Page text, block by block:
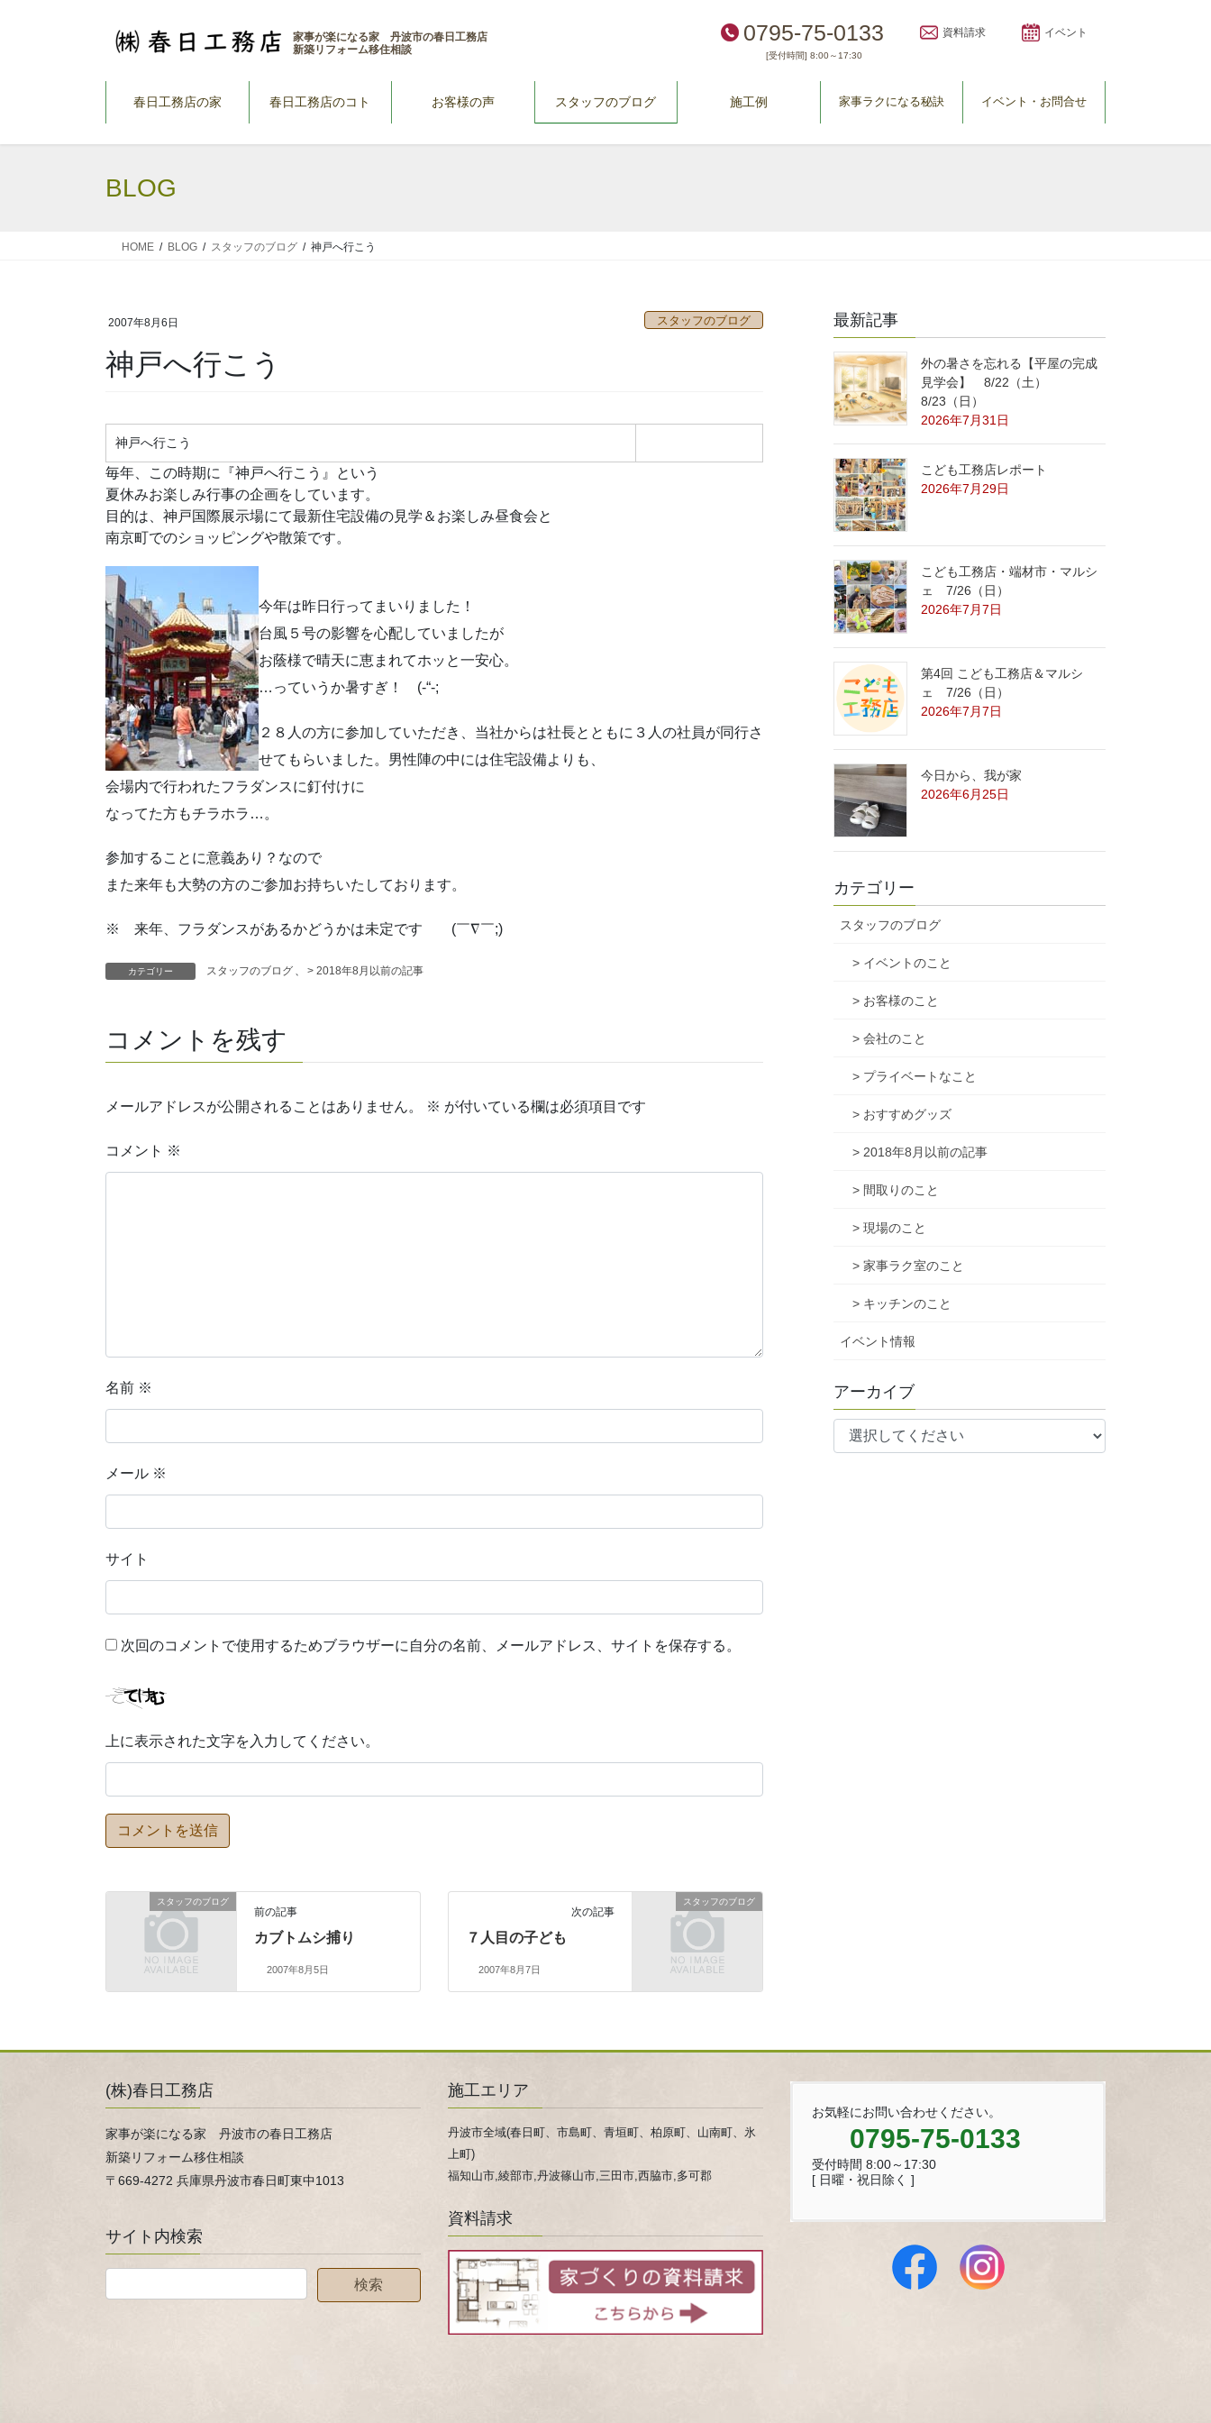
家事が楽になる家 丹波市の春日工務店
新築リフォーム移住相談
0795-75-0133
[受付時間] 8:00～17:30
資料請求 イベント
春日工務店の家 春日工務店のコト お客様の声 スタッフのブログ 施工例 家事ラクになる秘訣 イベント・お問合せ
BLOG
HOME BLOG スタッフのブログ 神戸へ行こう
2007年8月6日 スタッフのブログ
神戸へ行こう
神戸へ行こう
毎年、この時期に『神戸へ行こう』という
夏休みお楽しみ行事の企画をしています。
目的は、神戸国際展示場にて最新住宅設備の見学＆お楽しみ昼食会と
南京町でのショッピングや散策です。
今年は昨日行ってまいりました！
台風５号の影響を心配していましたが
お蔭様で晴天に恵まれてホッと一安心。
…っていうか暑すぎ！ (-“-;
２８人の方に参加していただき、当社からは社長とともに３人の社員が同行さ
せてもらいました。男性陣の中には住宅設備よりも、
会場内で行われたフラダンスに釘付けに
なってた方もチラホラ…。
参加することに意義あり？なので
また来年も大勢の方のご参加お持ちいたしております。
※ 来年、フラダンスがあるかどうかは未定です ゞ(￣∇￣;)
カテゴリー スタッフのブログ 、 > 2018年8月以前の記事
コメントを残す
メールアドレスが公開されることはありません。 ※ が付いている欄は必須項目です
コメント ※
名前 ※
メール ※
サイト
次回のコメントで使用するためブラウザーに自分の名前、メールアドレス、サイトを保存する。
上に表示された文字を入力してください。
スタッフのブログ
前の記事
カブトムシ捕り
2007年8月5日
スタッフのブログ
次の記事
７人目の子ども
2007年8月7日
最新記事
外の暑さを忘れる【平屋の完成
見学会】 8/22（土）
8/23（日）
2026年7月31日
こども工務店レポート
2026年7月29日
こども工務店・端材市・マルシ
ェ 7/26（日）
2026年7月7日
第4回 こども工務店＆マルシ
ェ 7/26（日）
2026年7月7日
今日から、我が家
2026年6月25日
カテゴリー
スタッフのブログ
> イベントのこと
> お客様のこと
> 会社のこと
> プライベートなこと
> おすすめグッズ
> 2018年8月以前の記事
> 間取りのこと
> 現場のこと
> 家事ラク室のこと
> キッチンのこと
イベント情報
アーカイブ
(株)春日工務店
家事が楽になる家 丹波市の春日工務店
新築リフォーム移住相談
〒669-4272 兵庫県丹波市春日町東中1013
サイト内検索
施工エリア
丹波市全域(春日町、市島町、青垣町、柏原町、山南町、氷
上町)
福知山市,綾部市,丹波篠山市,三田市,西脇市,多可郡
資料請求
お気軽にお問い合わせください。
0795-75-0133
受付時間 8:00～17:30
[ 日曜・祝日除く ]